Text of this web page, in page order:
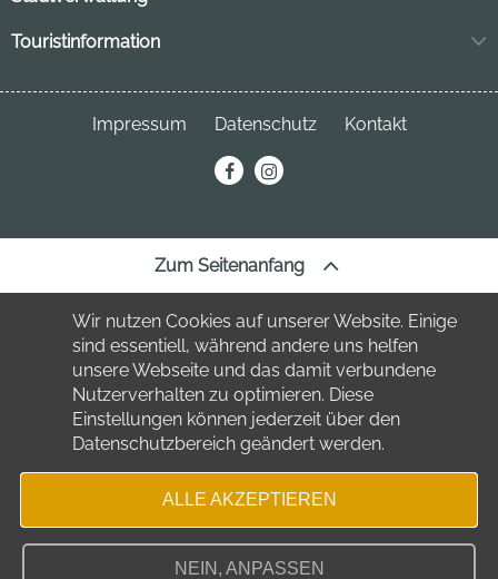
Markt 11
034243 7220
Touristinformation
Neuhofstraße 3
04849 Bad Düben
Impressum Datenschutz Kontakt
Zum Seitenanfang
Wir nutzen Cookies auf unserer Website. Einige
sind essentiell, während andere uns helfen
unsere Webseite und das damit verbundene
Nutzerverhalten zu optimieren. Diese
Einstellungen können jederzeit über den
Datenschutzbereich geändert werden.
ALLE AKZEPTIEREN
NEIN, ANPASSEN